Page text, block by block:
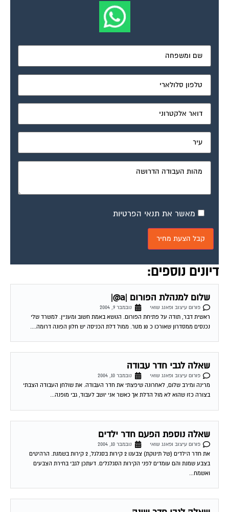
מאשר את תנאי הפרטיות
דיונים נוספים:
שלום למנהלת הפורום |a@|
פורום עיצוב ופאנג שואי
נובמבר 9, 2004
ראשית דבר, תודה על פתיחת הפורום. הנושא באמת חשוב ומעניין. למשרד שלי
נכנסים ממסדרון שאורכו כ 10 מטר. ממול דלת הכניסה יש חלון הפונה דרומה....
שאלה לגבי חדר עבודה
פורום עיצוב ופאנג שואי
נובמבר 10, 2004
מרינה ומירב שלום, לאחרונה שיפצתי את חדר העבודה. את שולחן העבודה הצבתי
בצורה כזו שהוא לא מול הדלת אך כאשר אני יושב לעבוד, גבי מופנה...
שאלה נוספת הפעם חדר ילדים
פורום עיצוב ופאנג שואי
נובמבר 10, 2004
את חדר הילדים (של תינוקת) צבענו 2 קירות בסגלגל, 2 קירות בשמנת. הרהיטים
בצבע שמנת והם עומדים לפני הקירות הסגלגלים. דעתכן לגבי בחירת הצבעים
ואשמח...